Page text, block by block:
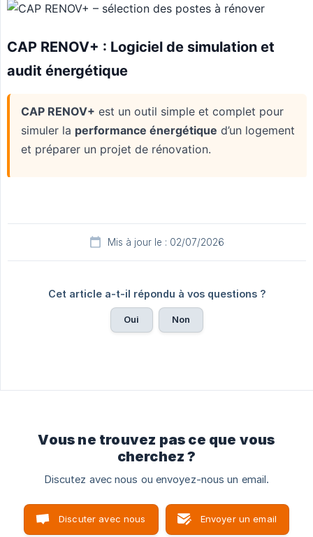
Mis à jour le : 02/07/2026
Cet article a-t-il répondu à vos questions ?
Oui Non
Vous ne trouvez pas ce que vous
cherchez ?
Discutez avec nous ou envoyez-nous un email.
Discuter avec nous Envoyer un email